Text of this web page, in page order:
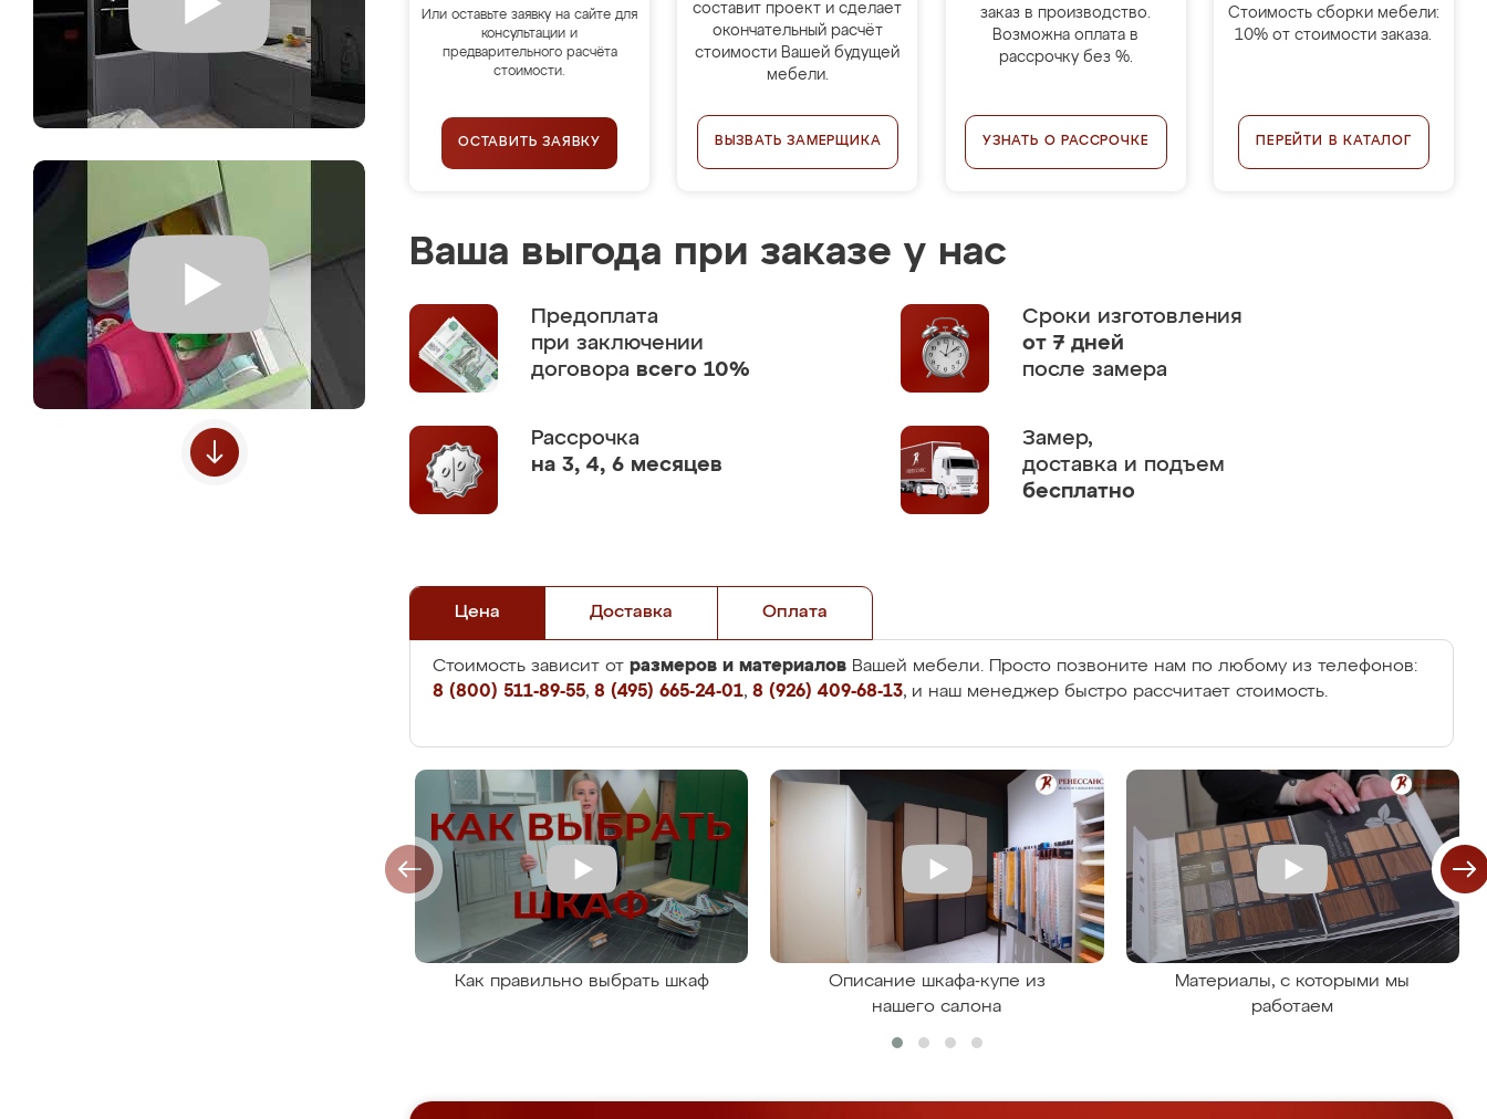
Или оставьте заявку на сайте для
консультации и
предварительного расчёта
стоимости.
ОСТАВИТЬ ЗАЯВКУ
составит проект и сделает
окончательный расчёт
стоимости Вашей будущей
мебели.
ВЫЗВАТЬ ЗАМЕРЩИКА
заказ в производство.
Возможна оплата в
рассрочку без %.
УЗНАТЬ О РАССРОЧКЕ
Стоимость сборки мебели:
10% от стоимости заказа.
ПЕРЕЙТИ В КАТАЛОГ
Ваша выгода при заказе у нас
Предоплата
при заключении
договора всего 10%
Сроки изготовления
от 7 дней
после замера
Рассрочка
на 3, 4, 6 месяцев
Замер,
доставка и подъем
бесплатно
Цена Доставка Оплата
Стоимость зависит от размеров и материалов Вашей мебели. Просто позвоните нам по любому из телефонов:
8 (800) 511-89-55, 8 (495) 665-24-01, 8 (926) 409-68-13, и наш менеджер быстро рассчитает стоимость.
Как правильно выбрать шкаф
Описание шкафа-купе из
нашего салона
Материалы, с которыми мы
работаем